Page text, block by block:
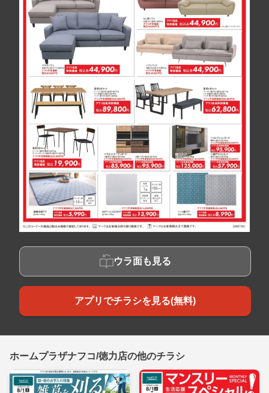
ウラ面も見る
アプリでチラシを見る(無料)
ホームプラザナフコ/徳力店の他のチラシ